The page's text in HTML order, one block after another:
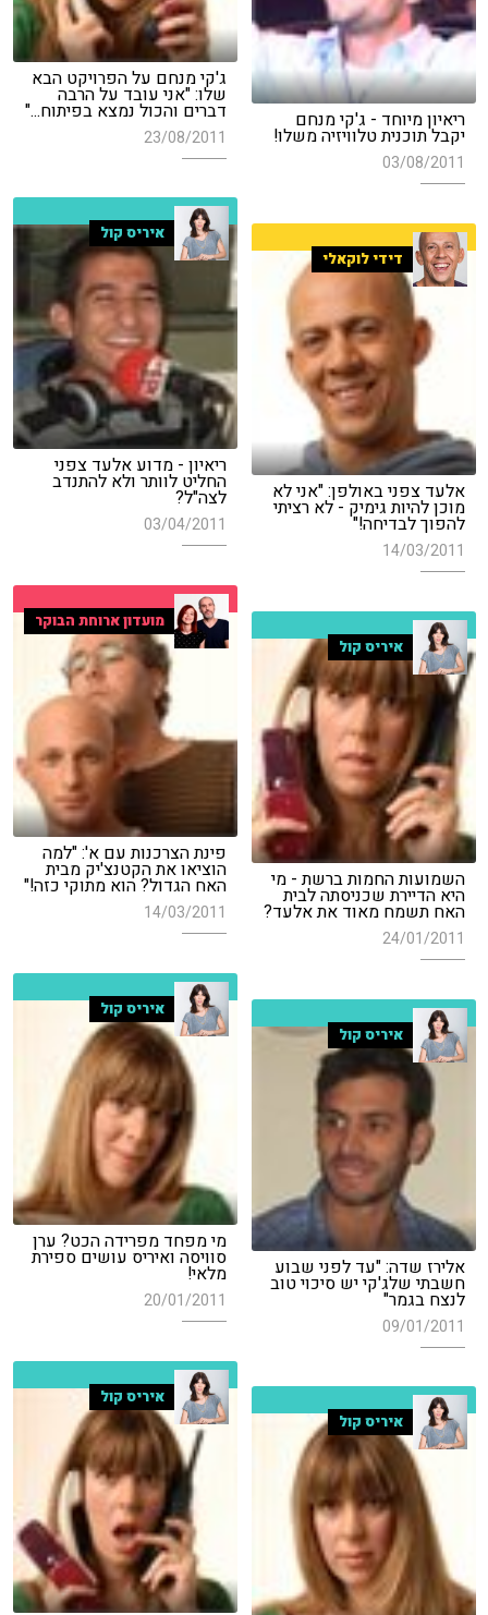
ג'קי מנחם על הפרויקט הבא
שלו: "אני עובד על הרבה
דברים והכול נמצא בפיתוח..."
23/08/2011
ריאיון מיוחד - ג'קי מנחם
יקבל תוכנית טלוויזיה משלו!
03/08/2011
איריס קול
ריאיון - מדוע אלעד צפני
החליט לוותר ולא להתנדב
לצה"ל?
03/04/2011
דידי לוקאלי
אלעד צפני באולפן: "אני לא
מוכן להיות גימיק - לא רציתי
להפוך לבדיחה!"
14/03/2011
מועדון ארוחת הבוקר
פינת הצרכנות עם א': "למה
הוציאו את הקטנצ'יק מבית
האח הגדול? הוא מתוקי כזה!"
14/03/2011
איריס קול
השמועות החמות ברשת - מי
היא הדיירת שכניסתה לבית
האח תשמח מאוד את אלעד?
24/01/2011
איריס קול
מי מפחד מפרידה הכט? ערן
סוויסה ואיריס עושים ספירת
מלאי!
20/01/2011
איריס קול
אלירז שדה: "עד לפני שבוע
חשבתי שלג'קי יש סיכוי טוב
לנצח בגמר"
09/01/2011
איריס קול
איריס קול